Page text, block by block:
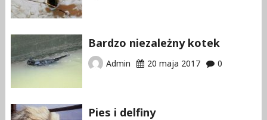
Bardzo niezależny kotek
Admin 20 maja 2017 0
Pies i delfiny